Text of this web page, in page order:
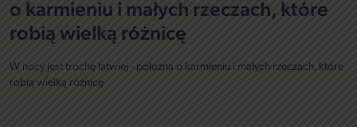
o karmieniu i małych rzeczach, które
robią wielką różnicę
W nocy jest trochę łatwiej - położna o karmieniu i małych rzeczach, które
robią wielką różnicę